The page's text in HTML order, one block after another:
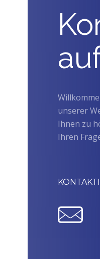
unserer
Ihnen zu
Ihren